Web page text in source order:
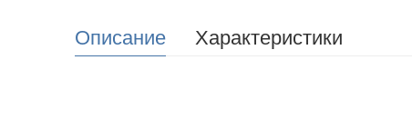
Описание Характеристики